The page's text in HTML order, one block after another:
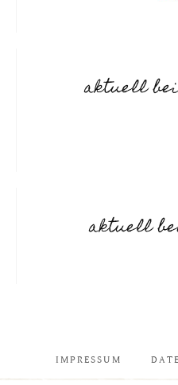
aktuell
aktuell
IMPRESSUM